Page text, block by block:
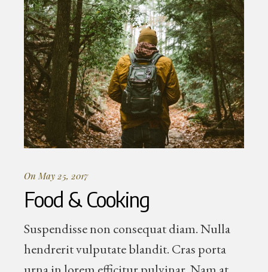
On May 25, 2017
Food & Cooking
Suspendisse non consequat diam. Nulla
hendrerit vulputate blandit. Cras porta